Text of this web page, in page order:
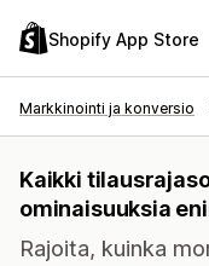
Shopify App Store
Markkinointi ja konversio
Kaikki
ominaisuuksia
Rajoita, kuinka